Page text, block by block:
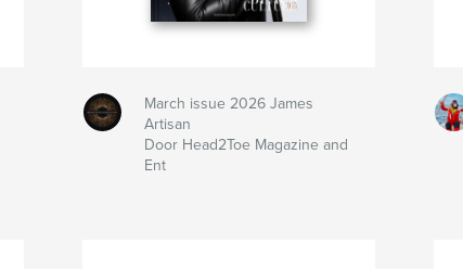
March issue 2026 James
Artisan
Door Head2Toe Magazine and
Ent